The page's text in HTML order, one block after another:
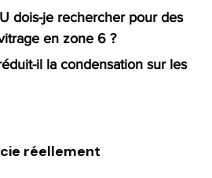
dois-je rechercher pour des
en zone 6 ?
il la condensation sur les
réellement